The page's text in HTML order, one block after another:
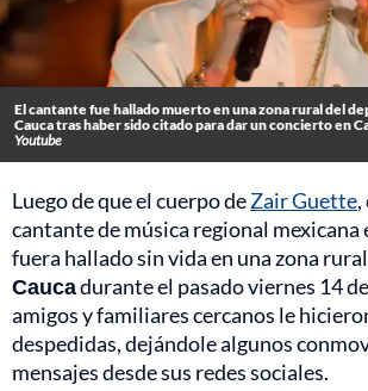
El cantante fue hallado muerto en una zona rural del
Cauca tras haber sido citado para dar un concierto en
Youtube
Luego de que el cuerpo deZair Guette
cantante de música regional mexicana
fuera hallado sin vida en una zona
Caucadurante el pasado viernes 14
amigos y familiares cercanos le
despedidas, dejándole algunos
mensajes desde sus redes sociales.